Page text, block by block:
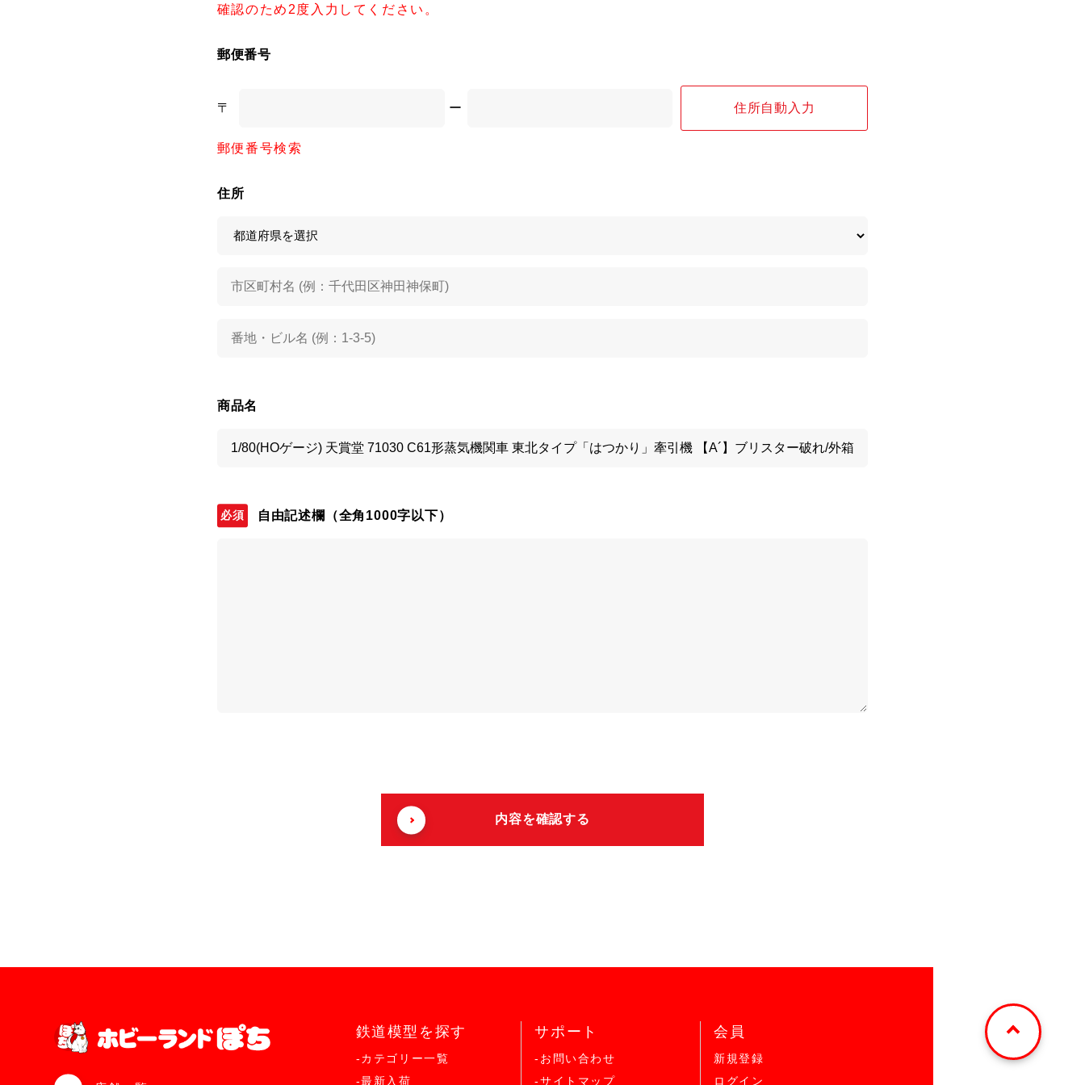
確認のため2度入力してください。
郵便番号
〒 ー 住所自動入力
郵便番号検索
住所
商品名
自由記述欄 （全角1000字以下）
鉄道模型を探す
-カテゴリー一覧
-最新入荷
サポート
-お問い合わせ
-サイトマップ
会員
新規登録
ログイン